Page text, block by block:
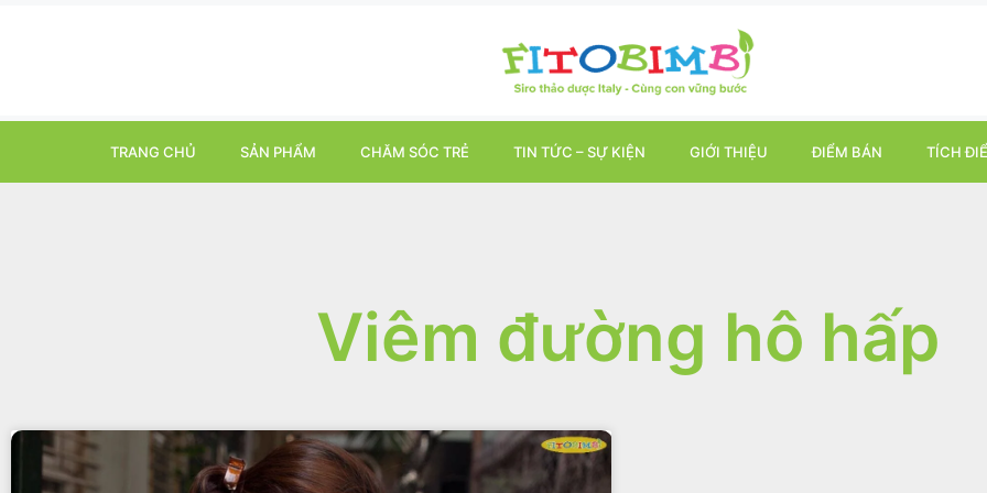
TRANG CHỦ SẢN PHẨM CHĂM SÓC TRẺ TIN TỨC – SỰ KIỆN GIỚI THIỆU ĐIỂM BÁN TÍCH
Viêm đường hô hấp